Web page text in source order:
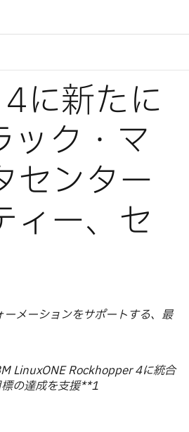
に新たに
ック・マ
センター
ィー、セ
メーションをサポートする、最
LinuxONE Rockhopper 4に統合
の達成を支援**1